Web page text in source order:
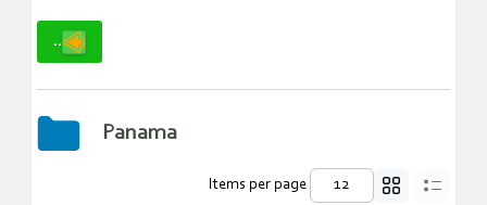
..
Panama
Items per page